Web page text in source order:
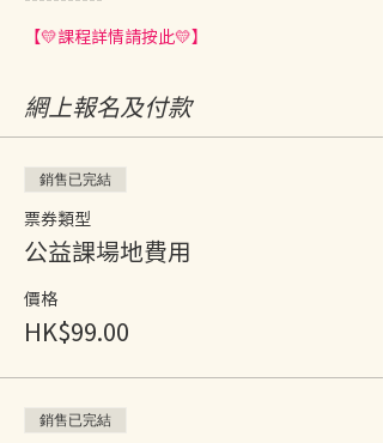
【💛課程詳情請按此💛】
網上報名及付款
銷售已完結
票券類型
公益課場地費用
價格
HK$99.00
銷售已完結